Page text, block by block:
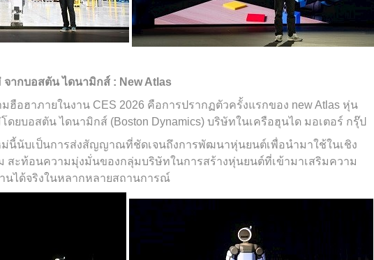
จากบอสตัน ไดนามิกส์ : New Atlas
ฮือฮาภายในงาน CES 2026 คือการปรากฏตัวครั้งแรกของ new Atlas หุ่น
ยบอสตัน ไดนามิกส์ (Boston Dynamics) บริษัทในเครือฮุนได มอเตอร์ กรุ๊ป
ม่นี้นับเป็นการส่งสัญญาณที่ชัดเจนถึงการพัฒนาหุ่นยนต์เพื่อนำมาใช้ในเชิง
สะท้อนความมุ่งมั่นของกลุ่มบริษัทในการสร้างหุ่นยนต์ที่เข้ามาเสริมความ
นได้จริงในหลากหลายสถานการณ์